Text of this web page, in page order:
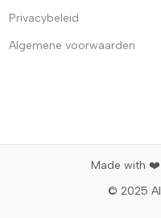
Privacybeleid
Algemene voorwaarden
Made with
© 2025